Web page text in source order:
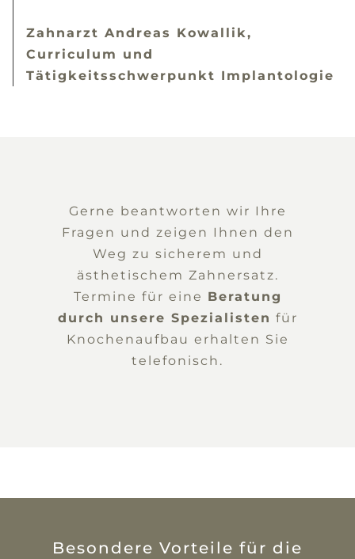
Zahnarzt Andreas Kowallik,
Curriculum und
Tätigkeitsschwerpunkt Implantologie
Gerne beantworten wir Ihre
Fragen und zeigen Ihnen den
Weg zu sicherem und
ästhetischem Zahnersatz.
Termine für eine Beratung
durch unsere Spezialisten für
Knochenaufbau erhalten Sie
telefonisch.
Besondere Vorteile für die